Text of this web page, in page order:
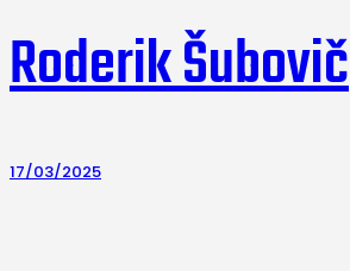
Roderik Šubovič
17/03/2025